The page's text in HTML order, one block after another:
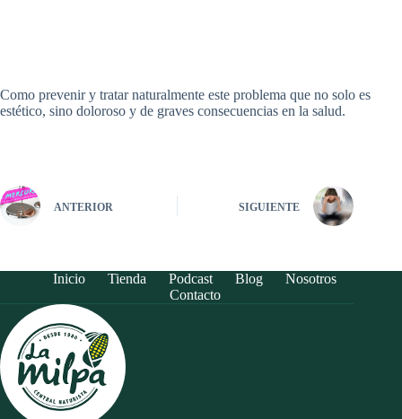
Como prevenir y tratar naturalmente este problema que no solo es
estético, sino doloroso y de graves consecuencias en la salud.
ANTERIOR SIGUIENTE
Inicio Tienda Podcast Blog
Nosotros
Contacto